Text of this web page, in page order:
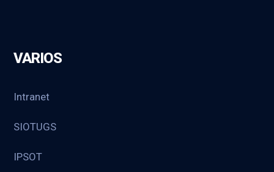
VARIOS
Intranet
SIOTUGS
IPSOT